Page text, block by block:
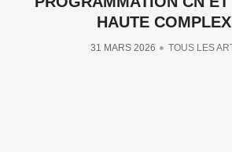
HAUTE
31 MARS 2026 TOUS LES